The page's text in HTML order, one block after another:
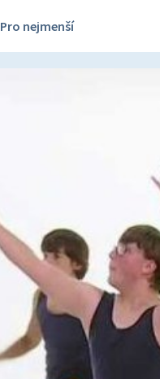
Pro nejmenší